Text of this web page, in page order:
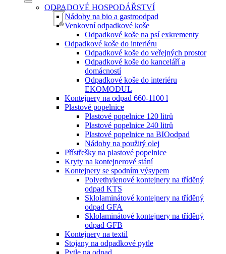
ODPADOVÉ HOSPODÁŘSTVÍ
Nádoby na bio a gastroodpad
Venkovní odpadkové koše
Odpadkové koše na psí exkrementy
Odpadkové koše do interiéru
Odpadkové koše do veřejných prostor
Odpadkové koše do kanceláří a
domácností
Odpadkové koše do interiéru
EKOMODUL
Kontejnery na odpad 660-1100 l
Plastové popelnice
Plastové popelnice 120 litrů
Plastové popelnice 240 litrů
Plastové popelnice na BIOodpad
Nádoby na použitý olej
Přístřešky na plastové popelnice
Kryty na kontejnerové stání
Kontejnery se spodním výsypem
Polyethylenové kontejnery na tříděný
odpad KTS
Sklolaminátové kontejnery na tříděný
odpad GFA
Sklolaminátové kontejnery na tříděný
odpad GFB
Kontejnery na textil
Stojany na odpadkové pytle
Pytle na odpad